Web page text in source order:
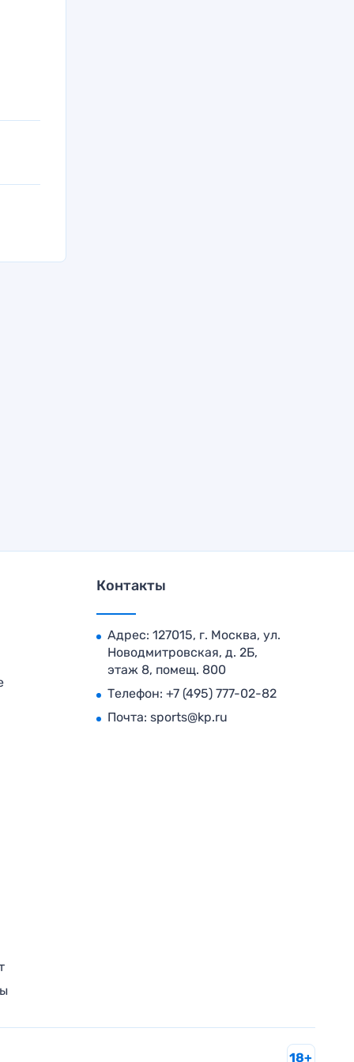
Контакты
Адрес: 127015, г. Москва, ул.
Новодмитровская, д. 2Б,
этаж 8, помещ. 800
Телефон: +7 (495) 777-02-82
Почта: sports@kp.ru
18+